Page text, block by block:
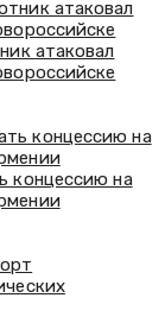
атаковал
концессию на